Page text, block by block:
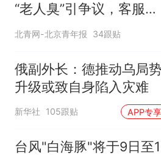
“老人臭”引争议，客服回
应
北青网-北京青年报 34跟贴
俄副外长：德推动乌局势
升级或致自身陷入灾难
新华社 105跟贴 APP专享
台风"白海豚"将于9日至